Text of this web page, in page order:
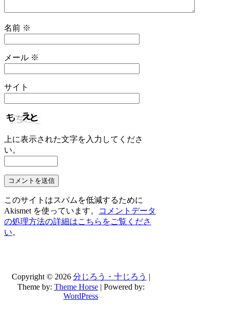
名前 ※
メール ※
サイト
上に表示された文字を入力してくださ
い。
このサイトはスパムを低減するために
Akismet を使っています。
コメントデータ
の処理方法の詳細はこちらをご覧くださ
い。
Copyright © 2026 分じろう・十じろう |
Theme by: Theme Horse| Powered by:
WordPress